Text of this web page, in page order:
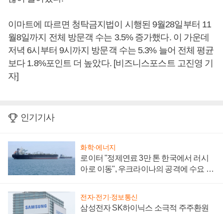
이마트에 따르면 청탁금지법이 시행된 9월28일부터 11
월8일까지 전체 방문객 수는 3.5% 증가했다. 이 가운데
저녁 6시부터 9시까지 방문객 수는 5.3% 늘어 전체 평균
보다 1.8%포인트 더 높았다. [비즈니스포스트 고진영 기
자]
인기기사
화학·에너지
로이터 "정제연료 3만 톤 한국에서 러시
아로 이동", 우크라이나의 공격에 수요 늘
전자·전기·정보통신
삼성전자 SK하이닉스 소극적 주주환원